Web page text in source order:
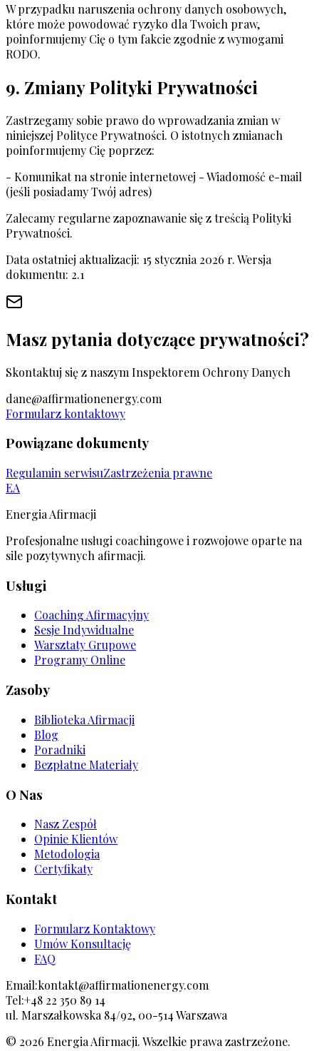
W przypadku naruszenia ochrony danych osobowych,
które może powodować ryzyko dla Twoich praw,
poinformujemy Cię o tym fakcie zgodnie z wymogami
RODO.
9. Zmiany Polityki Prywatności
Zastrzegamy sobie prawo do wprowadzania zmian w
niniejszej Polityce Prywatności. O istotnych zmianach
poinformujemy Cię poprzez:
- Komunikat na stronie internetowej - Wiadomość e-mail
(jeśli posiadamy Twój adres)
Zalecamy regularne zapoznawanie się z treścią Polityki
Prywatności.
Data ostatniej aktualizacji: 15 stycznia 2026 r. Wersja
dokumentu: 2.1
Masz pytania dotyczące prywatności?
Skontaktuj się z naszym Inspektorem Ochrony Danych
dane@affirmationenergy.com
Formularz kontaktowy
Powiązane dokumenty
Regulamin serwisuZastrzeżenia prawne
EA
Energia Afirmacji
Profesjonalne usługi coachingowe i rozwojowe oparte na
sile pozytywnych afirmacji.
Usługi
Coaching Afirmacyjny
Sesje Indywidualne
Warsztaty Grupowe
Programy Online
Zasoby
Biblioteka Afirmacji
Blog
Poradniki
Bezpłatne Materiały
O Nas
Nasz Zespół
Opinie Klientów
Metodologia
Certyfikaty
Kontakt
Formularz Kontaktowy
Umów Konsultację
FAQ
Email:kontakt@affirmationenergy.com
Tel:+48 22 350 89 14
ul. Marszałkowska 84/92, 00-514 Warszawa
© 2026 Energia Afirmacji. Wszelkie prawa zastrzeżone.